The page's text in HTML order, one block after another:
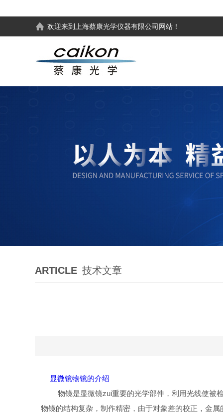
欢迎来到 上海蔡康光学仪器有限公司 网站！
ARTICLE 技术文章
显微镜物镜的介绍
物镜是显微镜zui重要的光学部件，利用光线使被
物镜的结构复杂，制作精密，由于对象差的校正，金